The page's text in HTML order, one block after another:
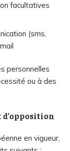
facultatives
(sms,
personnelles
ou à des
d’opposition
en vigueur,